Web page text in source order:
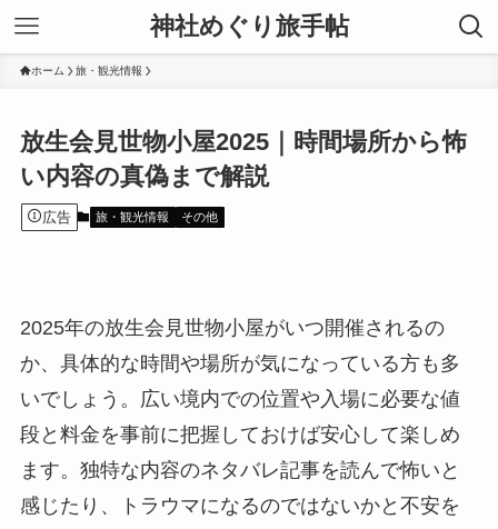
神社めぐり旅手帖
ホーム 旅・観光情報
放生会見世物小屋2025｜時間場所から怖
い内容の真偽まで解説
広告 旅・観光情報 その他
2025年の放生会見世物小屋がいつ開催されるの
か、具体的な時間や場所が気になっている方も多
いでしょう。広い境内での位置や入場に必要な値
段と料金を事前に把握しておけば安心して楽しめ
ます。独特な内容のネタバレ記事を読んで怖いと
感じたり、トラウマになるのではないかと不安を